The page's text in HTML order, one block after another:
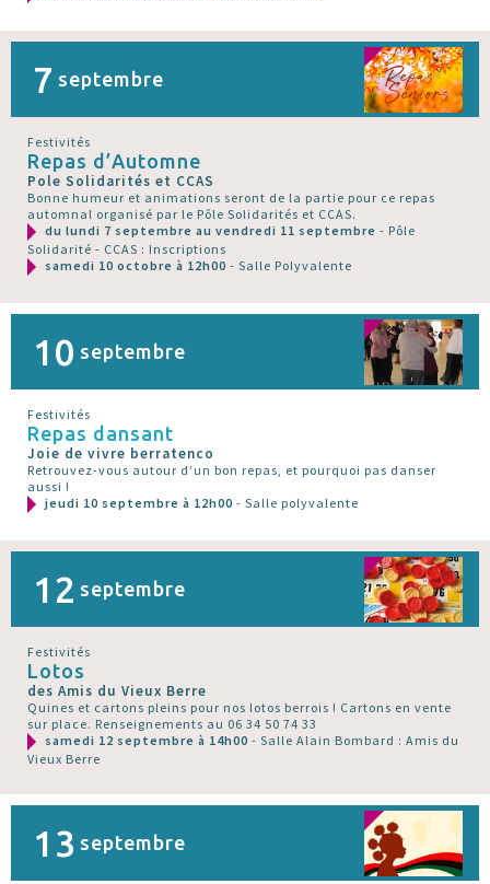
7 septembre
Festivités
Repas d’Automne
Pole Solidarités et CCAS
Bonne humeur et animations seront de la partie pour ce repas
automnal organisé par le Pôle Solidarités et CCAS.
du lundi 7 septembre au vendredi 11 septembre - Pôle
Solidarité - CCAS : Inscriptions
samedi 10 octobre à 12h00 - Salle Polyvalente
10 septembre
Festivités
Repas dansant
Joie de vivre berratenco
Retrouvez-vous autour d’un bon repas, et pourquoi pas danser
aussi !
jeudi 10 septembre à 12h00 - Salle polyvalente
12 septembre
Festivités
Lotos
des Amis du Vieux Berre
Quines et cartons pleins pour nos lotos berrois ! Cartons en vente
sur place. Renseignements au 06 34 50 74 33
samedi 12 septembre à 14h00 - Salle Alain Bombard : Amis du
Vieux Berre
13 septembre